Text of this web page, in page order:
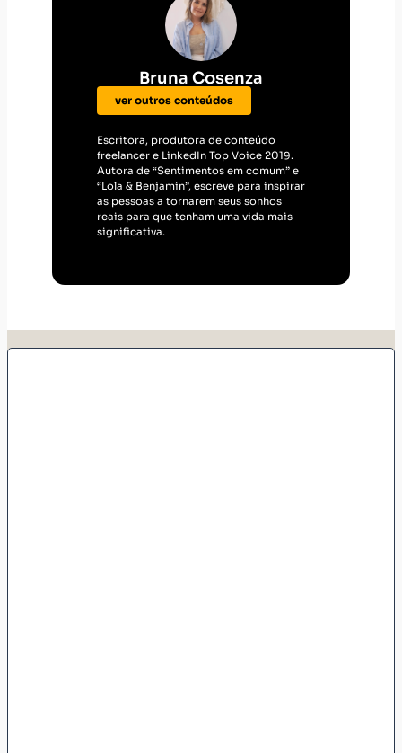
Bruna Cosenza
ver outros conteúdos
Escritora, produtora de conteúdo
freelancer e LinkedIn Top Voice 2019.
Autora de “Sentimentos em comum” e
“Lola & Benjamin”, escreve para inspirar
as pessoas a tornarem seus sonhos
reais para que tenham uma vida mais
significativa.